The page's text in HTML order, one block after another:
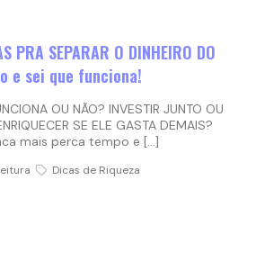
PRA SEPARAR O DINHEIRO DO
e sei que funciona!
OU NÃO? INVESTIR JUNTO OU
SE ELE GASTA DEMAIS?
mais perca tempo e […]
Dicas de Riqueza